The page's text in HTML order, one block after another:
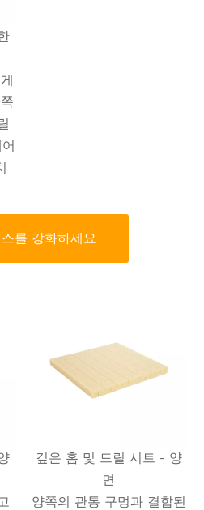
를 강화하세요
깊은 홈 및 드릴 시트 - 양
면
양쪽의 관통 구멍과 결합된